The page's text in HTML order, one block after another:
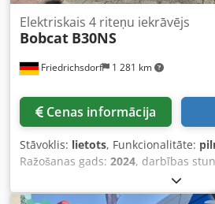
Friedrichsdorf 1 281 km
Elektriskais 4 riteņu iekrāvējs
Bobcat B30NS
Cenas informācija
Stāvoklis: lietots, Funkcionalitāte:
Ražošanas gads: 2024, darbības
, celšanas augstums:4 710
1 475 mm, degvielas veids: